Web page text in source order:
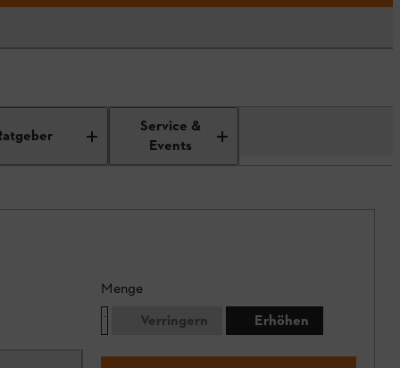
Service &
Events
Menge
Verringern
Erhöhen